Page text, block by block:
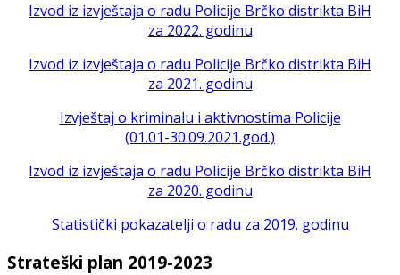
Izvod iz izvještaja o radu Policije Brčko distrikta BiH
za 2022. godinu
Izvod iz izvještaja o radu Policije Brčko distrikta BiH
za 2021. godinu
Izvještaj o kriminalu i aktivnostima Policije
(01.01-30.09.2021.god.)
Izvod iz izvještaja o radu Policije Brčko distrikta BiH
za 2020. godinu
Statistički pokazatelji o radu za 2019. godinu
Strateški plan 2019-2023